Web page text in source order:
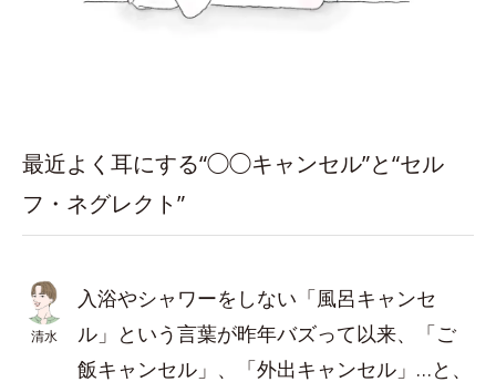
最近よく耳にする“◯◯キャンセル”と“セル
フ・ネグレクト”
清水
入浴やシャワーをしない「風呂キャンセ
ル」という言葉が昨年バズって以来、「ご
飯キャンセル」、「外出キャンセル」…と、